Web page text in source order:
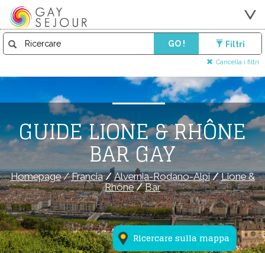
GO ! Filtri
Cancella i filtri
Ricercare sulla mappa
GUIDE LIONE & RHÔNE
BAR GAY
Homepage/Francia/Alvernia-Rodano-Alpi/Lione &
Rhône/Bar